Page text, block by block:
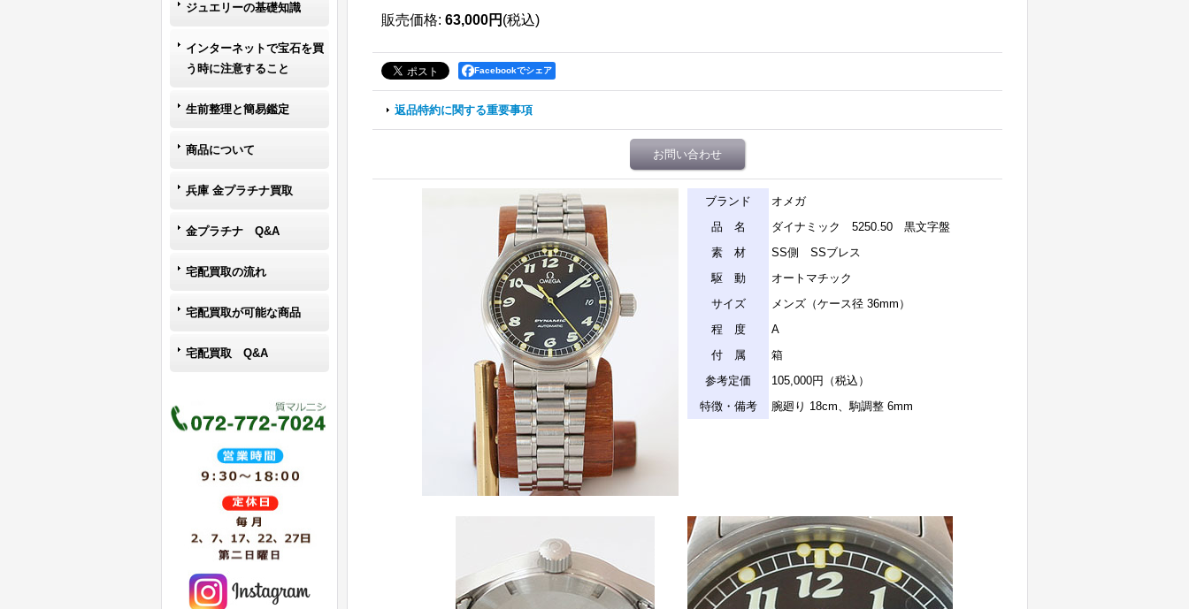
ジュエリーの基礎知識
インターネットで宝石を買
う時に注意すること
生前整理と簡易鑑定
商品について
兵庫 金プラチナ買取
金プラチナ Q&A
宅配買取の流れ
宅配買取が可能な商品
宅配買取 Q&A
販売価格: 63,000円 (税込)
Facebookでシェア
返品特約に関する重要事項
お問い合わせ
ブランド
オメガ
品 名
ダイナミック 5250.50 黒文字盤
素 材
SS側 SSブレス
駆 動
オートマチック
サイズ
メンズ（ケース径 36mm）
程 度
A
付 属
箱
参考定価
105,000円（税込）
特徴・備考
腕廻り 18cm、駒調整 6mm